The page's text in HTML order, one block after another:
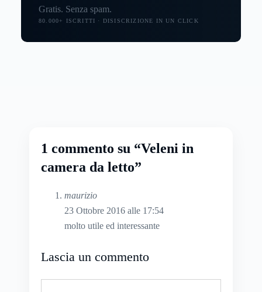
Gratis. Senza spam.
80.000+ ISCRITTI · DISISCRIZIONE IN UN CLICK
1 commento su “Veleni in
camera da letto”
maurizio
23 Ottobre 2016 alle 17:54
molto utile ed interessante
Lascia un commento